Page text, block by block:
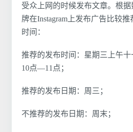
受众上网的时候发布文章。根
牌在Instagram上发布广告比较
时间：
推荐的发布时间：星期三上午
10点—11点；
推荐的发布日期：周三；
不推荐的发布日期：周末；